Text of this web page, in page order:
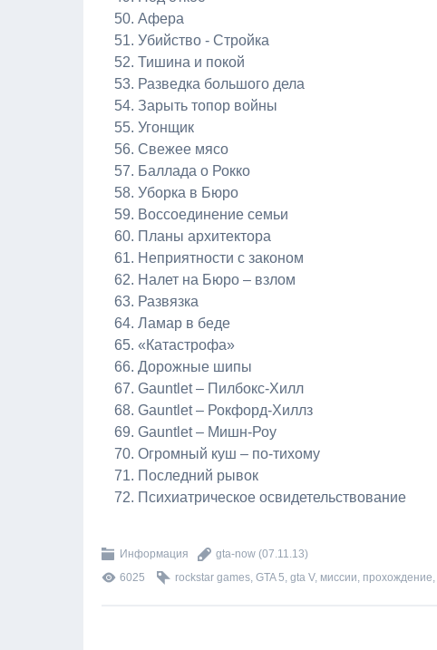
Афера
Убийство - Стройка
Тишина и покой
Разведка большого дела
Зарыть топор войны
Угонщик
Свежее мясо
Баллада о Рокко
Уборка в Бюро
Воссоединение семьи
Планы архитектора
Неприятности с законом
Налет на Бюро – взлом
Развязка
Ламар в беде
«Катастрофа»
Дорожные шипы
Gauntlet – Пилбокс-Хилл
Gauntlet – Рокфорд-Хиллз
Gauntlet – Мишн-Роу
Огромный куш – по-тихому
Последний рывок
Психиатрическое освидетельствование
Информация gta-now (07.11.13)
6025
rockstar games, GTA 5, gta V, миссии, прохождение,